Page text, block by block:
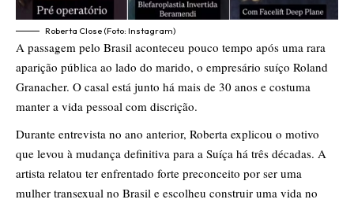
Roberta Close (Foto: Instagram)
A passagem pelo Brasil aconteceu pouco tempo após uma rara
aparição pública ao lado do marido, o empresário suíço Roland
Granacher. O casal está junto há mais de 30 anos e costuma
manter a vida pessoal com discrição.
Durante entrevista no ano anterior, Roberta explicou o motivo
que levou à mudança definitiva para a Suíça há três décadas. A
artista relatou ter enfrentado forte preconceito por ser uma
mulher transexual no Brasil e escolheu construir uma vida no